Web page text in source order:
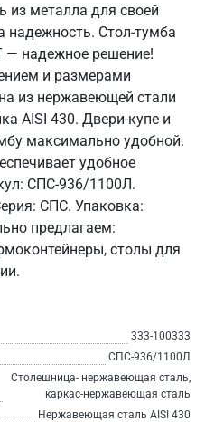
из металла для своей
надежность. Стол-тумба
— надежное решение!
и размерами
из нержавеющей стали
AISI 430. Двери-купе и
максимально удобной.
удобное
СПС-936/1100Л.
СПС. Упаковка:
предлагаем:
столы для
333-100333
СПС-936/1100Л
Столешница- нержавеющая сталь,
каркас-нержавеющая сталь
Нержавеющая сталь AISI 430